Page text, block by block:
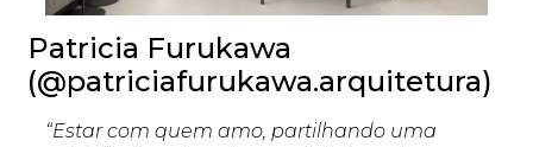
Patricia Furukawa
(@patriciafurukawa.arquitetura)
“Estar com quem amo, partilhando uma